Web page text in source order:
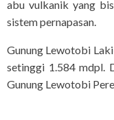
abu vulkanik yang
sistem pernapasan.
Gunung Lewotobi
setinggi 1.584 mdpl.
Gunung Lewotobi